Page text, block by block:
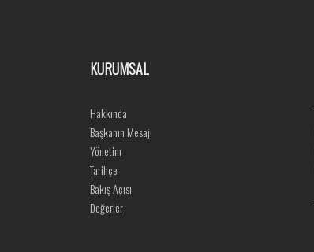
KURUMSAL
Hakkında
Başkanın Mesajı
Yönetim
Tarihçe
Bakış Açısı
Değerler